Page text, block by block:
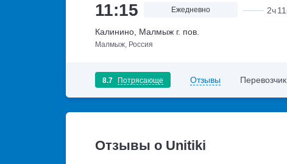
11:15 Ежедневно 2ч
Калинино, Малмыж г. пов.
Малмыж, Россия
8.7 Потрясающе Отзывы
Отзывы о Unitiki